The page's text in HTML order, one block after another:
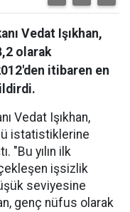
Vedat Işıkhan,
olarak
itibaren en
Vedat Işıkhan,
istatistiklerine
"Bu yılın ilk
işsizlik
seviyesine
genç nüfus olarak